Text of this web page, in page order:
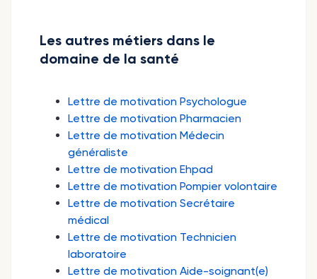
Les autres métiers dans le
domaine de la santé
Lettre de motivation Psychologue
Lettre de motivation Pharmacien
Lettre de motivation Médecin
généraliste
Lettre de motivation Ehpad
Lettre de motivation Pompier volontaire
Lettre de motivation Secrétaire
médical
Lettre de motivation Technicien
laboratoire
Lettre de motivation Aide-soignant(e)